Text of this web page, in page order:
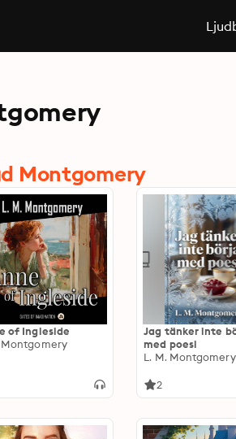
Montgomery
of Ingleside
Montgomery
Jag tänker inte
med poesi
L. M. Montgomery
2